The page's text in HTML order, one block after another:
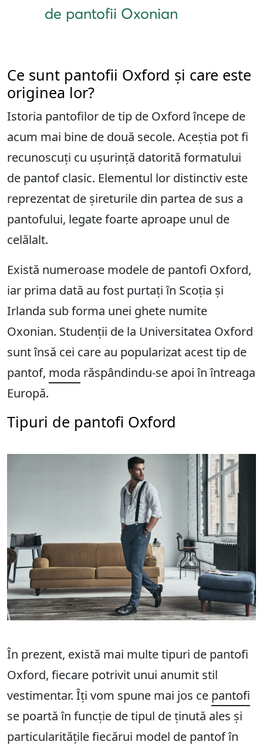
de pantofii Oxonian
Ce sunt pantofii Oxford și care este
originea lor?
Istoria pantofilor de tip de Oxford începe de
acum mai bine de două secole. Aceștia pot fi
recunoscuți cu ușurință datorită formatului
de pantof clasic. Elementul lor distinctiv este
reprezentat de șireturile din partea de sus a
pantofului, legate foarte aproape unul de
celălalt.
Există numeroase modele de pantofi Oxford,
iar prima dată au fost purtați în Scoția și
Irlanda sub forma unei ghete numite
Oxonian. Studenții de la Universitatea Oxford
sunt însă cei care au popularizat acest tip de
pantof, moda răspândindu-se apoi în întreaga
Europă.
Tipuri de pantofi Oxford
În prezent, există mai multe tipuri de pantofi
Oxford, fiecare potrivit unui anumit stil
vestimentar. Îți vom spune mai jos ce pantofi
se poartă în funcție de tipul de ținută ales și
particularitățile fiecărui model de pantof în